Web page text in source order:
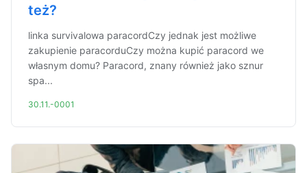
też?
linka survivalowa paracordCzy jednak jest możliwe
zakupienie paracorduCzy można kupić paracord we
własnym domu? Paracord, znany również jako sznur
spa...
30.11.-0001